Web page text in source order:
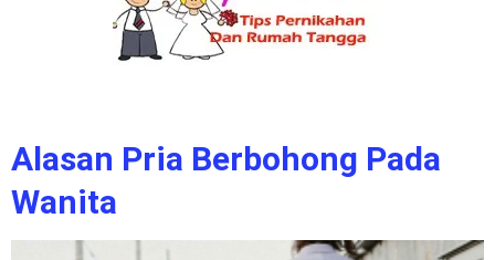
Alasan Pria Berbohong Pada
Wanita